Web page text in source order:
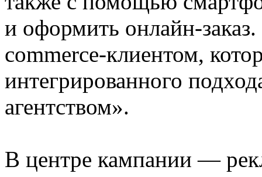
и оформить онлайн-
commerce-клиентом,
интегрированного
агентством».
В центре кампании —